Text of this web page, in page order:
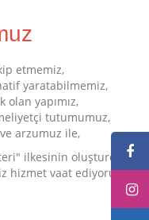
etmemiz,
yaratabilmemiz,
olan yapımız,
tutumumuz,
ve arzumuz ile,
ilkesinin oluşturduğu
hizmet vaat ediyoruz.